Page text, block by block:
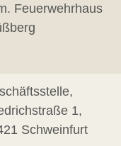
Feuerwehrhaus
1,
Schweinfurt